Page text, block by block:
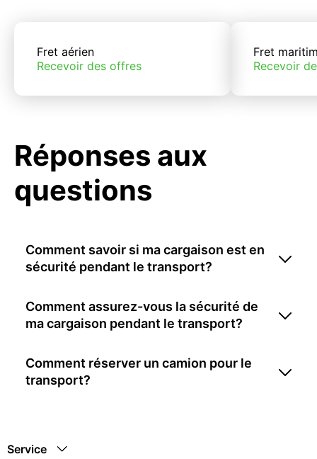
Fret aérien
Recevoir des offres
Fret
Recevoir
Réponses aux
questions
Comment savoir si ma cargaison est en
sécurité pendant le transport?
Comment assurez-vous la sécurité de
ma cargaison pendant le transport?
Comment réserver un camion pour le
transport?
Service